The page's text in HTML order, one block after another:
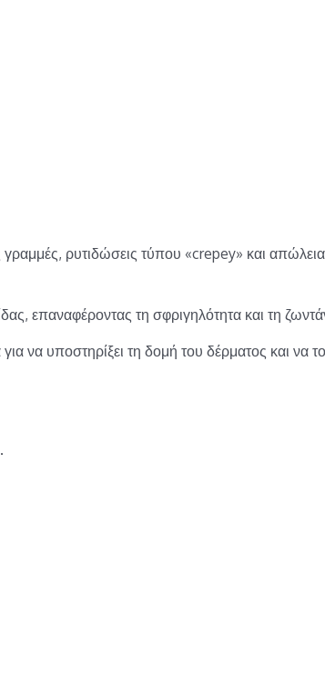
ρυτιδώσεις τύπου «crepey» και
επαναφέροντας τη σφριγηλότητα και τη
να υποστηρίξει τη δομή του δέρματος και να